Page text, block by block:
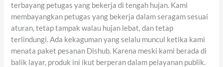
terbayang petugas yang bekerja di tengah hujan. Kami
membayangkan petugas yang bekerja dalam seragam sesuai
aturan, tetap tampak walau hujan lebat, dan tetap
terlindungi. Ada kekaguman yang selalu muncul ketika kami
menata paket pesanan Dishub. Karena meski kami berada di
balik layar, produk ini ikut berperan dalam pelayanan publik.